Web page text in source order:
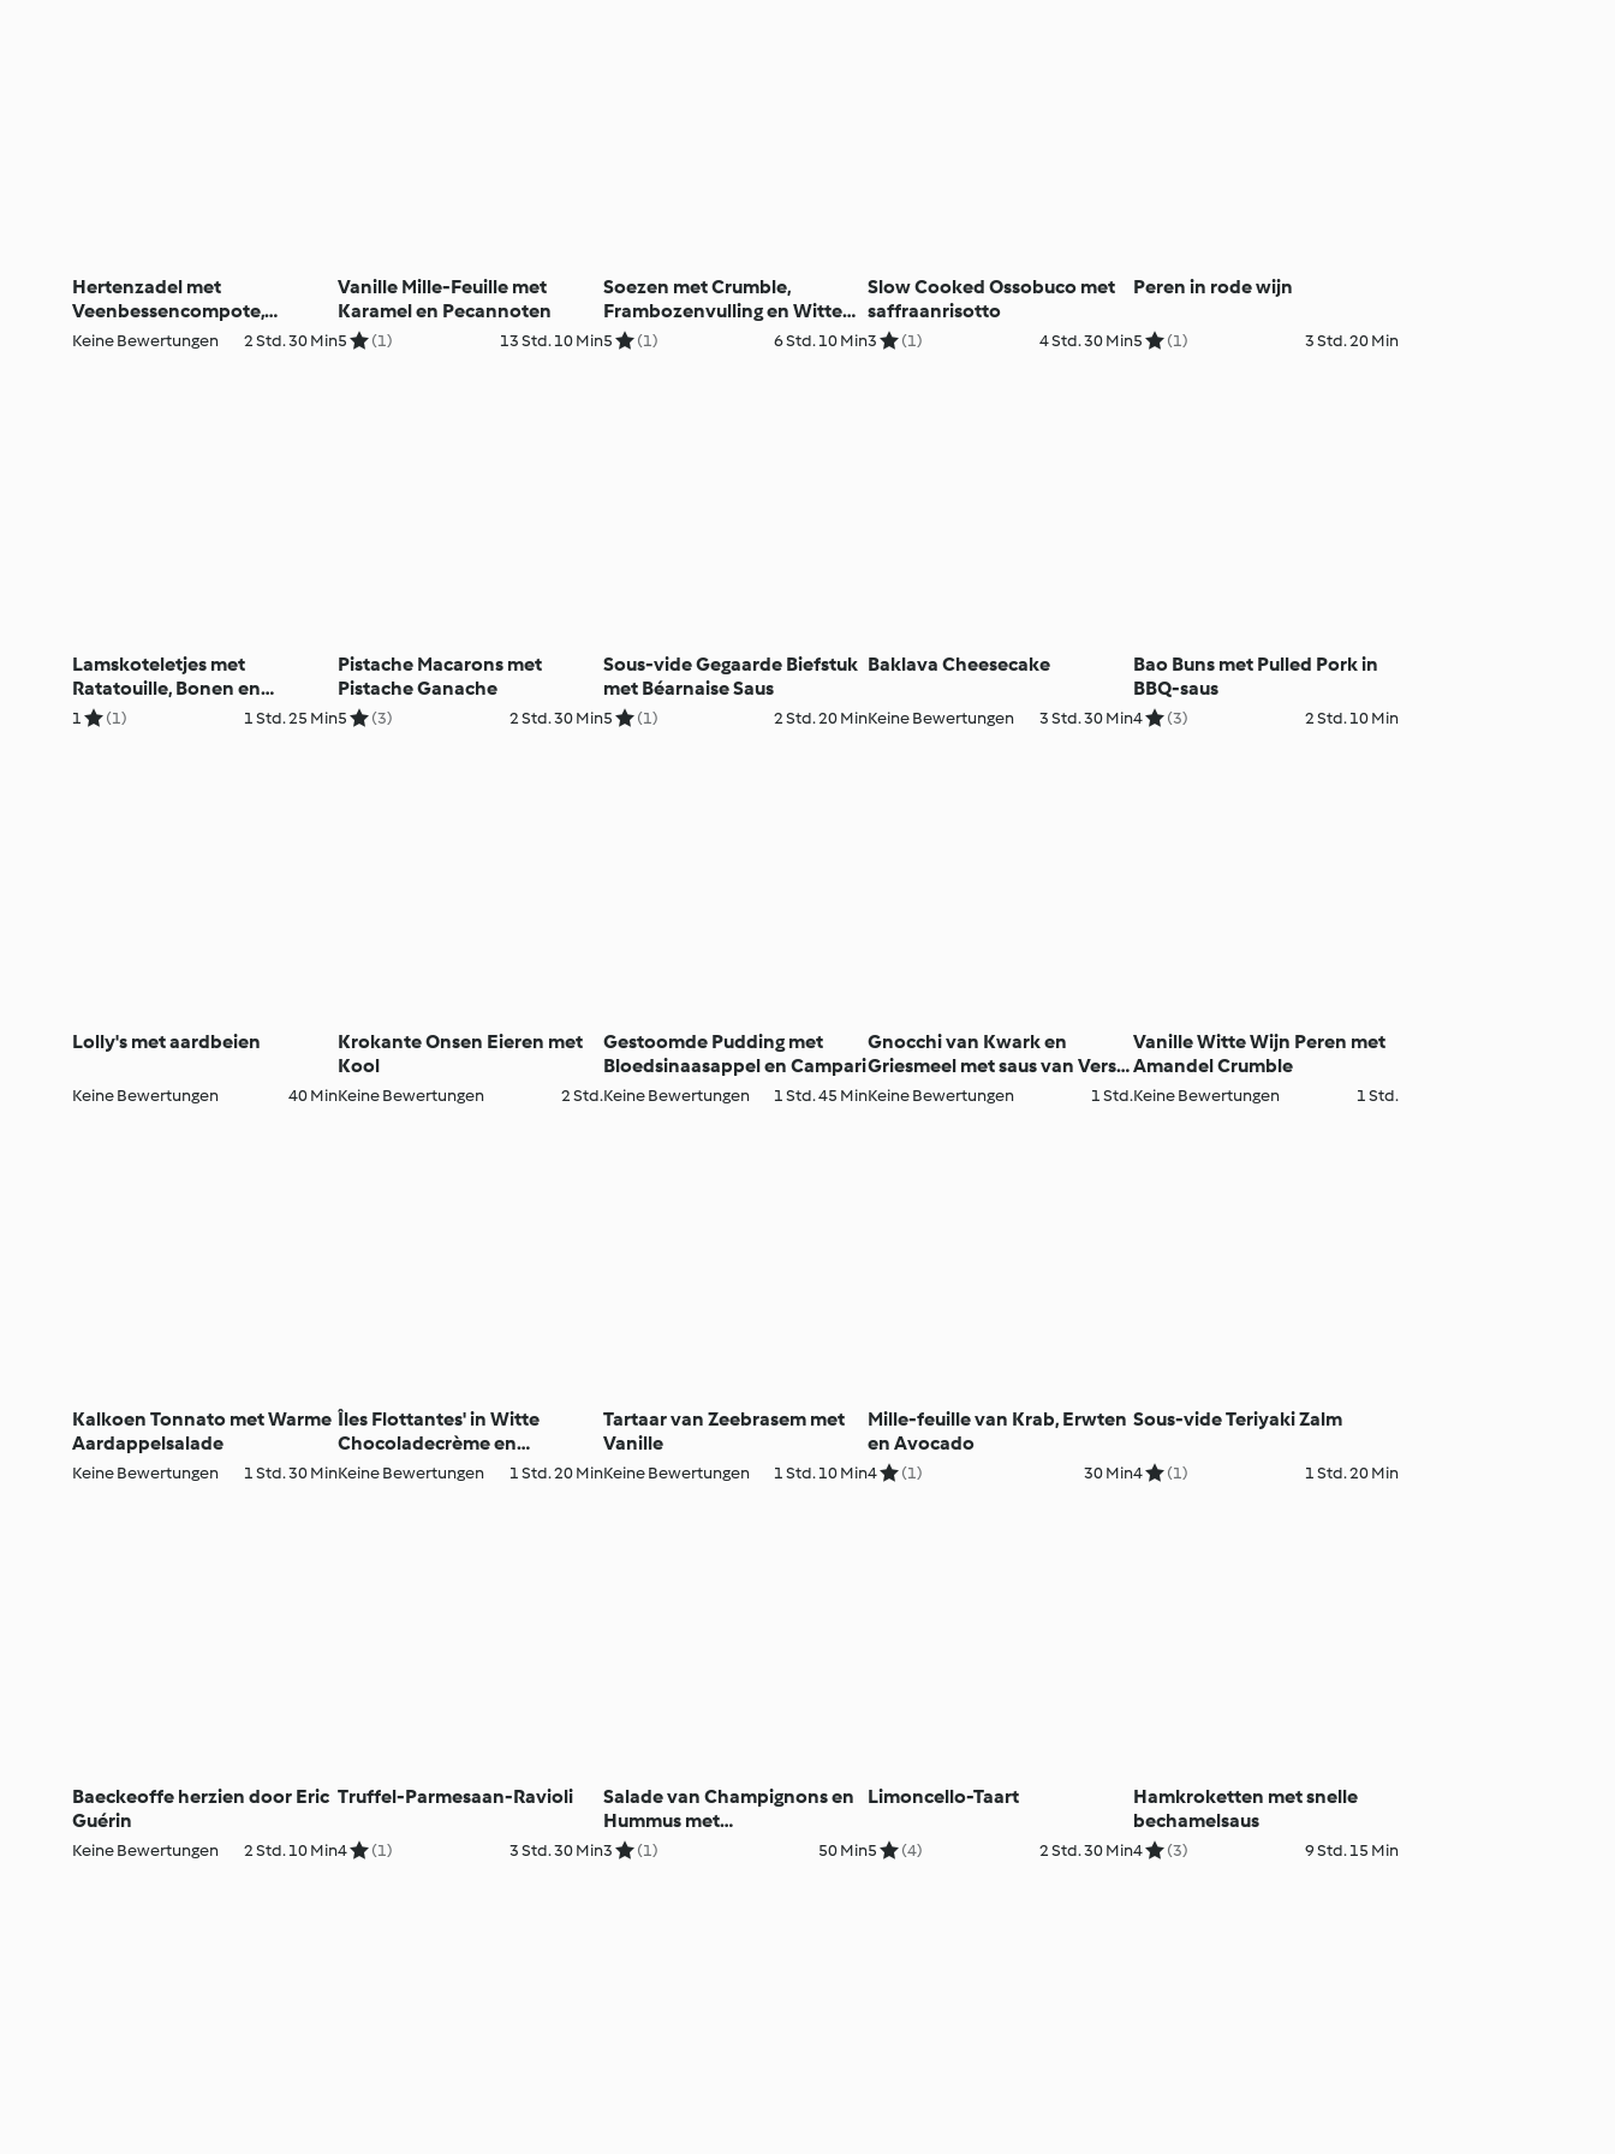
Hertenzadel met
Veenbessencompote,
Champignonknoedels en
Keine Bewertungen 2 Std. 30 Min
Vanille Mille-Feuille met
Karamel en Pecannoten
5 (1) 13 Std. 10 Min
Soezen met Crumble,
Frambozenvulling en Witte
Chocoladeroom
5 (1) 6 Std. 10 Min
Slow Cooked Ossobuco met
saffraanrisotto
3 (1) 4 Std. 30 Min
Peren in rode wijn
5 (1) 3 Std. 20 Min
Lamskoteletjes met
Ratatouille, Bonen en
Aardappelgratin
1 (1) 1 Std. 25 Min
Pistache Macarons met
Pistache Ganache
5 (3) 2 Std. 30 Min
Sous-vide Gegaarde Biefstuk
met Béarnaise Saus
5 (1) 2 Std. 20 Min
Baklava Cheesecake
Keine Bewertungen 3 Std. 30 Min
Bao Buns met Pulled Pork in
BBQ-saus
4 (3) 2 Std. 10 Min
Lolly's met aardbeien
Keine Bewertungen 40 Min
Krokante Onsen Eieren met
Kool
Keine Bewertungen 2 Std.
Gestoomde Pudding met
Bloedsinaasappel en Campari
Keine Bewertungen 1 Std. 45 Min
Gnocchi van Kwark en
Griesmeel met saus van Vers
Fruit
Keine Bewertungen 1 Std.
Vanille Witte Wijn Peren met
Amandel Crumble
Keine Bewertungen 1 Std.
Kalkoen Tonnato met Warme
Aardappelsalade
Keine Bewertungen 1 Std. 30 Min
Îles Flottantes' in Witte
Chocoladecrème en
Rozenwater
Keine Bewertungen 1 Std. 20 Min
Tartaar van Zeebrasem met
Vanille
Keine Bewertungen 1 Std. 10 Min
Mille-feuille van Krab, Erwten
en Avocado
4 (1) 30 Min
Sous-vide Teriyaki Zalm
4 (1) 1 Std. 20 Min
Baeckeoffe herzien door Eric
Guérin
Keine Bewertungen 2 Std. 10 Min
Truffel-Parmesaan-Ravioli
4 (1) 3 Std. 30 Min
Salade van Champignons en
Hummus met
Karameldressing en
3 (1) 50 Min
Limoncello-Taart
5 (4) 2 Std. 30 Min
Hamkroketten met snelle
bechamelsaus
4 (3) 9 Std. 15 Min